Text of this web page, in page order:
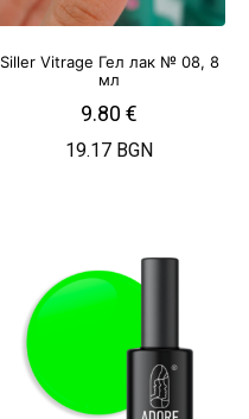
Siller Vitrage Гел лак № 08, 8
мл
9.80€
19.17 BGN